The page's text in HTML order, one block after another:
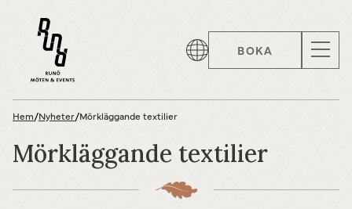
BOKA
Hem/Nyheter/Mörkläggande textilier
Mörkläggande textilier